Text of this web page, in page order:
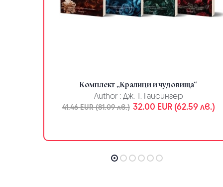
Комплект „Кралици и чудовища“
Author : Дж. Т. Гайсингер
41.46 EUR (81.09 лв.) 32.00 EUR (62.59 лв.)